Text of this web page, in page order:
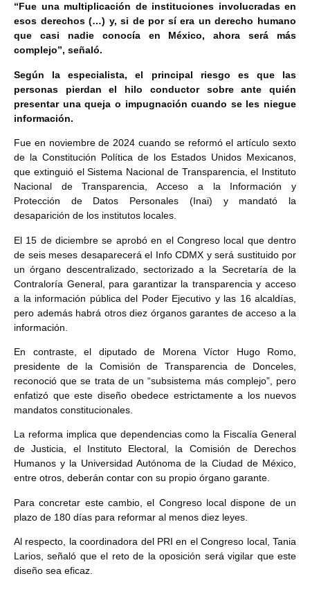
“Fue una multiplicación de instituciones involucradas en
esos derechos (…) y, si de por sí era un derecho humano
que casi nadie conocía en México, ahora será más
complejo”, señaló.
Según la especialista, el principal riesgo es que las
personas pierdan el hilo conductor sobre ante quién
presentar una queja o impugnación cuando se les niegue
información.
Fue en noviembre de 2024 cuando se reformó el artículo sexto
de la Constitución Política de los Estados Unidos Mexicanos,
que extinguió el Sistema Nacional de Transparencia, el Instituto
Nacional de Transparencia, Acceso a la Información y
Protección de Datos Personales (Inai) y mandató la
desaparición de los institutos locales.
El 15 de diciembre se aprobó en el Congreso local que dentro
de seis meses desaparecerá el Info CDMX y será sustituido por
un órgano descentralizado, sectorizado a la Secretaría de la
Contraloría General, para garantizar la transparencia y acceso
a la información pública del Poder Ejecutivo y las 16 alcaldías,
pero además habrá otros diez órganos garantes de acceso a la
información.
En contraste, el diputado de Morena Víctor Hugo Romo,
presidente de la Comisión de Transparencia de Donceles,
reconoció que se trata de un “subsistema más complejo”, pero
enfatizó que este diseño obedece estrictamente a los nuevos
mandatos constitucionales.
La reforma implica que dependencias como la Fiscalía General
de Justicia, el Instituto Electoral, la Comisión de Derechos
Humanos y la Universidad Autónoma de la Ciudad de México,
entre otros, deberán contar con su propio órgano garante.
Para concretar este cambio, el Congreso local dispone de un
plazo de 180 días para reformar al menos diez leyes.
Al respecto, la coordinadora del PRI en el Congreso local, Tania
Larios, señaló que el reto de la oposición será vigilar que este
diseño sea eficaz.